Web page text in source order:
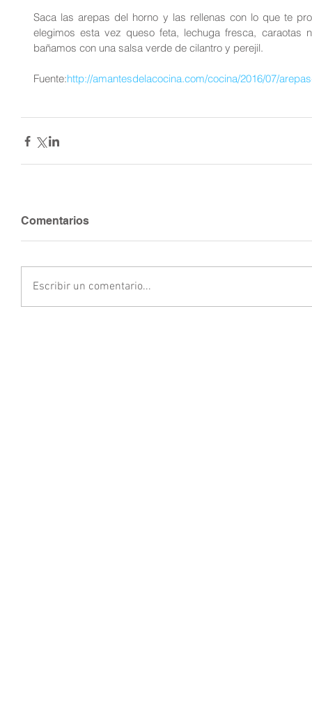
Saca las arepas del horno y las rellenas con lo que te
elegimos esta vez queso feta, lechuga fresca, caraotas
bañamos con una salsa verde de cilantro y perejil.
Fuente:http://amantesdelacocina.com/cocina/2016/07/
Comentarios
Escribir un comentario...